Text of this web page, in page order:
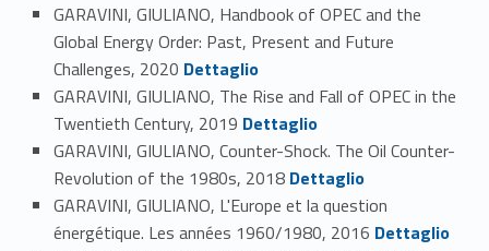
GARAVINI, GIULIANO, Handbook of OPEC and the
Global Energy Order: Past, Present and Future
Challenges, 2020 Link identifier #identifier_person_155270-27
Dettaglio
GARAVINI, GIULIANO, The Rise and Fall of OPEC in the
Twentieth Century, 2019 Link identifier #identifier_person_5839-28
Dettaglio
GARAVINI, GIULIANO, Counter-Shock. The Oil Counter-
Revolution of the 1980s, 2018 Link identifier #identifier_person_23147-29
Dettaglio
GARAVINI, GIULIANO, L'Europe et la question
énergétique. Les années 1960/1980, 2016 Link identifier #identifier_person_7274-30
Dettaglio